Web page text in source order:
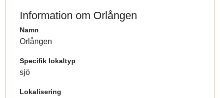
Information om Orlången
Namn
Orlången
Specifik lokaltyp
sjö
Lokalisering